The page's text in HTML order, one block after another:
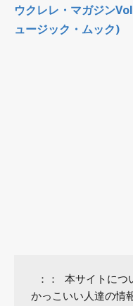
ウクレレ・マガジン
ュージック・ムック)
かっこいい人達の情